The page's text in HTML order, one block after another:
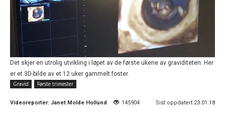
Det skjer en utrolig utvikling i løpet av de første ukene av graviditeten. Her
er et 3D-bilde av et 12 uker gammelt foster.
Gravid
Første trimester
Videoreporter: Janet Molde Hollund 145904 Sist oppdatert 23.01.18